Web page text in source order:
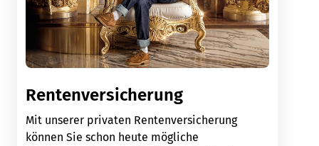
Rentenversicherung
Mit unserer privaten Rentenversicherung
können Sie schon heute mögliche